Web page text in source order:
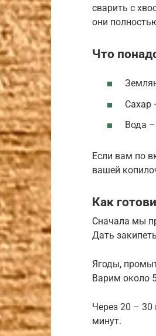
сварить с
они
Что
Сахар
Вода
Если вам по
вашей
Как
Сначала мы
Дать
Ягоды,
Варим около
Через 20 –
минут.